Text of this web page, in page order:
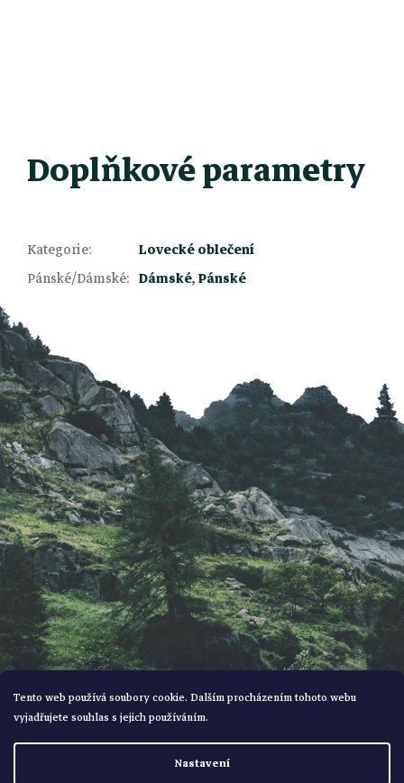
Tento web používá soubory cookie. Dalším procházením tohoto webu
vyjadřujete souhlas s jejich používáním.
Nastavení
Doplňkové parametry
Kategorie:
Lovecké oblečení
Pánské/Dámské: Dámské,Pánské
á
p
a
t
í
Vytvořil Shoptet